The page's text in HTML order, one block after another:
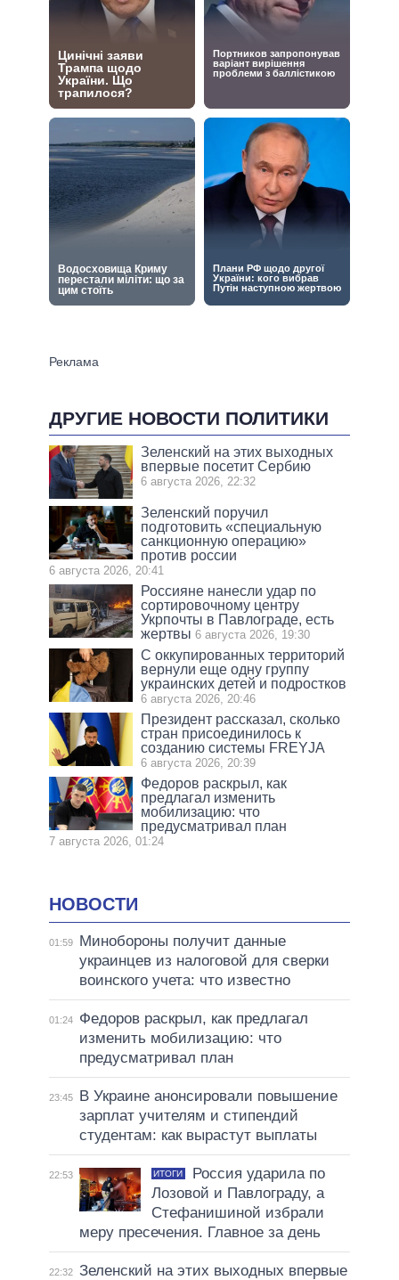
ДРУГИЕ НОВОСТИ ПОЛИТИКИ
Зеленский на этих выходных
впервые посетит Сербию
6 августа 2026, 22:32
Зеленский поручил
подготовить «специальную
санкционную операцию»
против россии
6 августа 2026, 20:41
Россияне нанесли удар по
сортировочному центру
Укрпочты в Павлограде, есть
жертвы 6 августа 2026, 19:30
С оккупированных территорий
вернули еще одну группу
украинских детей и подростков
6 августа 2026, 20:46
Президент рассказал, сколько
стран присоединилось к
созданию системы FREYJA
6 августа 2026, 20:39
Федоров раскрыл, как
предлагал изменить
мобилизацию: что
предусматривал план
7 августа 2026, 01:24
НОВОСТИ
01:59
Минобороны получит данные
украинцев из налоговой для сверки
воинского учета: что известно
01:24
Федоров раскрыл, как предлагал
изменить мобилизацию: что
предусматривал план
23:45
В Украине анонсировали повышение
зарплат учителям и стипендий
студентам: как вырастут выплаты
22:53 ИТОГИ
Россия ударила по
Лозовой и Павлограду, а
Стефанишиной избрали
меру пресечения. Главное за день
22:32 Зеленский на этих выходных впервые